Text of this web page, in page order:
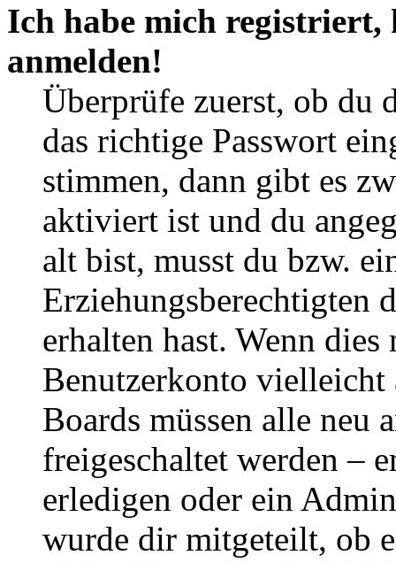
Ich habe mich
anmelden!
Überprüfe zuerst, ob du
das richtige Passwort
stimmen, dann gibt es
aktiviert ist und du
alt bist, musst du bzw.
Erziehungsberechtigten
erhalten hast. Wenn
Benutzerkonto
Boards müssen alle neu
freigeschaltet werden –
erledigen oder ein
wurde dir mitgeteilt, ob